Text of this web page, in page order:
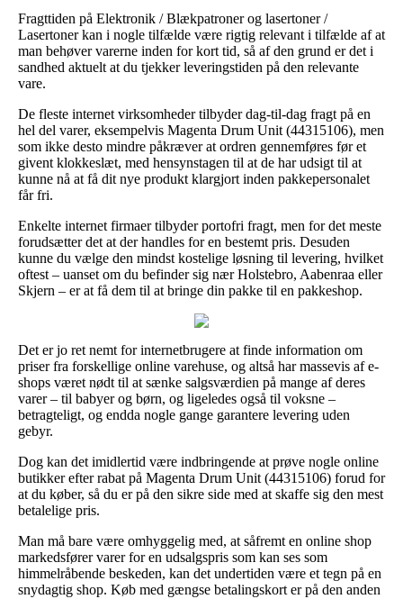
Fragttiden på Elektronik / Blækpatroner og lasertoner /
Lasertoner kan i nogle tilfælde være rigtig relevant i tilfælde af at
man behøver varerne inden for kort tid, så af den grund er det i
sandhed aktuelt at du tjekker leveringstiden på den relevante
vare.
De fleste internet virksomheder tilbyder dag-til-dag fragt på en
hel del varer, eksempelvis Magenta Drum Unit (44315106), men
som ikke desto mindre påkræver at ordren gennemføres før et
givent klokkeslæt, med hensynstagen til at de har udsigt til at
kunne nå at få dit nye produkt klargjort inden pakkepersonalet
får fri.
Enkelte internet firmaer tilbyder portofri fragt, men for det meste
forudsætter det at der handles for en bestemt pris. Desuden
kunne du vælge den mindst kostelige løsning til levering, hvilket
oftest – uanset om du befinder sig nær Holstebro, Aabenraa eller
Skjern – er at få dem til at bringe din pakke til en pakkeshop.
Det er jo ret nemt for internetbrugere at finde information om
priser fra forskellige online varehuse, og altså har massevis af e-
shops været nødt til at sænke salgsværdien på mange af deres
varer – til babyer og børn, og ligeledes også til voksne –
betragteligt, og endda nogle gange garantere levering uden
gebyr.
Dog kan det imidlertid være indbringende at prøve nogle online
butikker efter rabat på Magenta Drum Unit (44315106) forud for
at du køber, så du er på den sikre side med at skaffe sig den mest
betalelige pris.
Man må bare være omhyggelig med, at såfremt en online shop
markedsfører varer for en udsalgspris som kan ses som
himmelråbende beskeden, kan det undertiden være et tegn på en
snydagtig shop. Køb med gængse betalingskort er på den anden